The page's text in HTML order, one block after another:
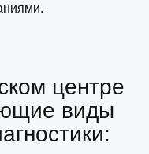
центре
виды